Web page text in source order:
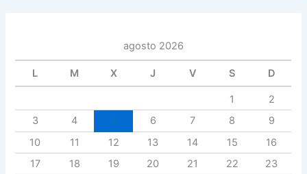
agosto 2026
L M X J V S D
1
2
3
4 6 7 8
9
10
11 12 13 14 15
16
17
18 19 20 21 22
23